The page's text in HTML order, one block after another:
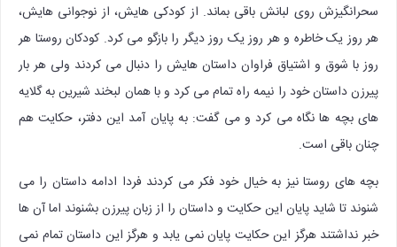
سحرانگیزش روی لبانش باقی بماند. از کودکی هایش، از نوجوانی هایش،
هر روز یک خاطره و هر روز یک روز دیگر را بازگو می کرد. کودکان روستا هر
روز با شوق و اشتیاق فراوان داستان هایش را دنبال می کردند ولی هر بار
پیرزن داستان خود را نیمه راه تمام می کرد و با همان لبخند شیرین به گلایه
های بچه ها نگاه می کرد و می گفت: به پایان آمد این دفتر، حکایت هم
چنان باقی است.
بچه های روستا نیز به خیال خود فکر می کردند فردا ادامه داستان را می
شنوند تا شاید پایان این حکایت و داستان را از زبان پیرزن بشنوند اما آن ها
خبر نداشتند هرگز این حکایت پایان نمی یابد و هرگز این داستان تمام نمی